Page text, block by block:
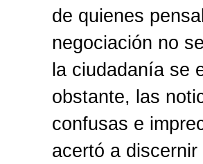
de quienes
negociación no
la ciudadanía se
obstante, las
confusas e
acertó a